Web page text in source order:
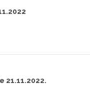
21.11.2022.